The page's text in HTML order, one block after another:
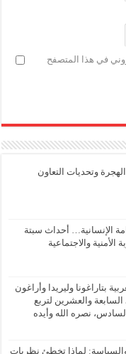
في هذا المتصفح
وتحديات التعاون
الإنسانية… أحداث سبتة
والاجتماعية
بتاراغونا وليريدا وأراغون
والعشرين لتربع
نصره الله وأيده
والسياسة: لماذا تخطئ نظريات